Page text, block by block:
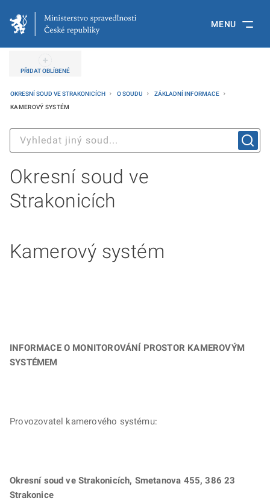
MENU
PŘIDAT OBLÍBENÉ
OKRESNÍ SOUD VE STRAKONICÍCH O SOUDU
ZÁKLADNÍ INFORMACE
KAMEROVÝ SYSTÉM
Okresní soud ve
Strakonicích
Kamerový systém
INFORMACE O MONITOROVÁNÍ PROSTOR KAMEROVÝM
SYSTÉMEM
Provozovatel kamerového systému:
Okresní soud ve Strakonicích, Smetanova 455, 386 23
Strakonice